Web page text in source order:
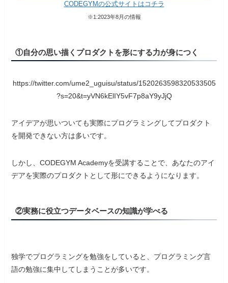
CODEGYMの公式サイトはコチラ
※1:2023年8月の情報
①自分の思い描くプロダクトを形にする力が身につく
https://twitter.com/ume2_uguisu/status/1520263598320533505
?s=20&t=yVN6kElIY5vF7p8aY9yJjQ
アイデアが思いついても実際にプログラミングしてプロダクト
を開発できない方は多いです。
しかし、CODEGYM Academyを受講することで、あなたのアイ
デアを実際のプロダクトとして形にできるようになります。
②実務に役立つデータベースの知識が学べる
独学でプログラミングを勉強をしていると、プログラミング言
語の勉強に集中してしまうことが多いです。